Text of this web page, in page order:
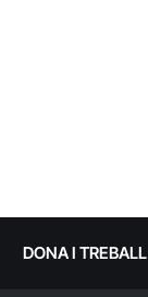
DONA I TREBALL